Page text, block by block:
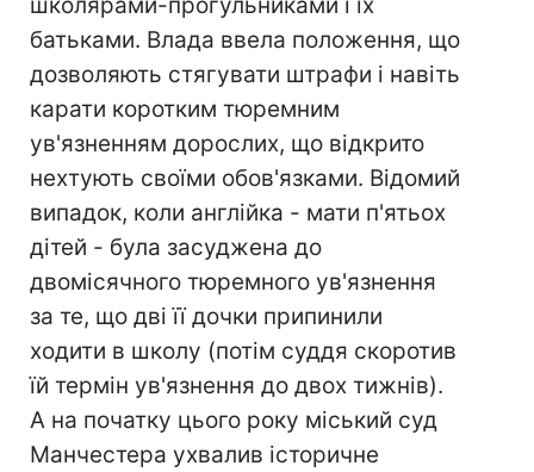
батьками. Влада ввела положення, що
дозволяють стягувати штрафи і навіть
карати коротким тюремним
ув'язненням дорослих, що відкрито
нехтують своїми обов'язками. Відомий
випадок, коли англійка - мати п'ятьох
дітей - була засуджена до
двомісячного тюремного ув'язнення
за те, що дві її дочки припинили
ходити в школу (потім суддя скоротив
їй термін ув'язнення до двох тижнів).
А на початку цього року міський суд
Манчестера ухвалив історичне